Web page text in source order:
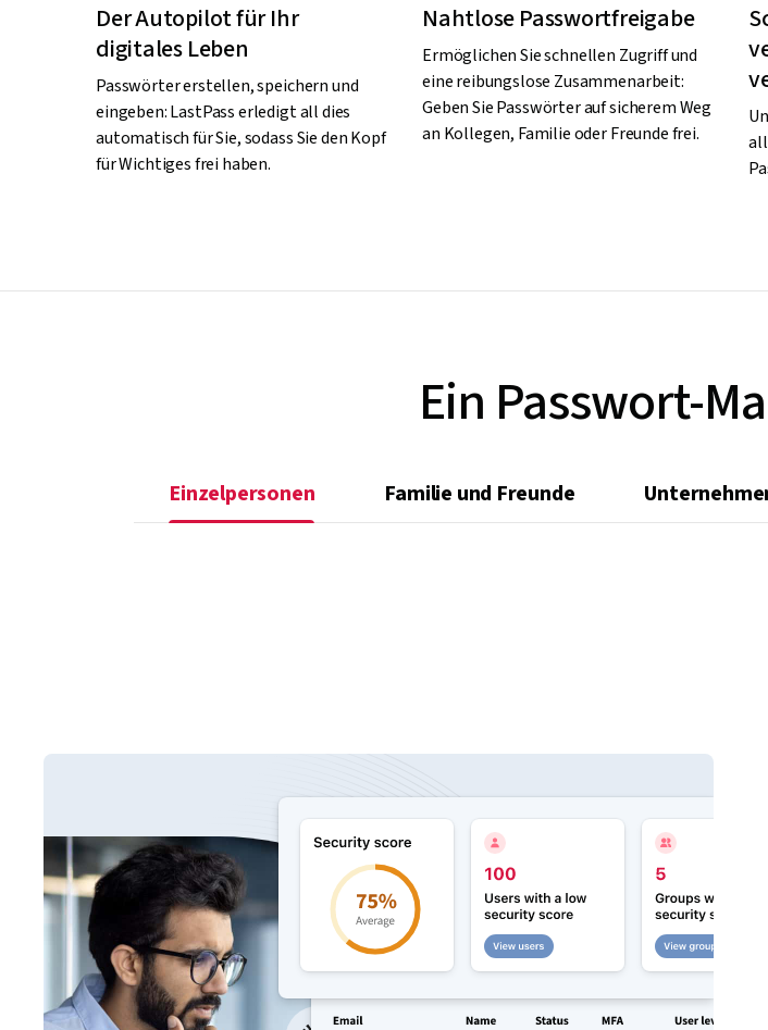
Der Autopilot für Ihr
digitales Leben
Passwörter erstellen, speichern und
eingeben: LastPass erledigt all dies
automatisch für Sie, sodass Sie den Kopf
für Wichtiges frei haben.
Nahtlose Passwortfreigabe
Ermöglichen Sie schnellen Zugriff und
eine reibungslose Zusammenarbeit:
Geben Sie Passwörter auf sicherem Weg
an Kollegen, Familie oder Freunde frei.
Ein Passwort-
Einzelpersonen Familie und Freunde